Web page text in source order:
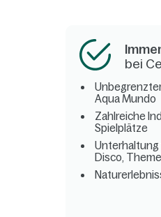
bei
Aqua Mundo
Zahlreiche
Spielplätze
Unterhaltung
Disco,